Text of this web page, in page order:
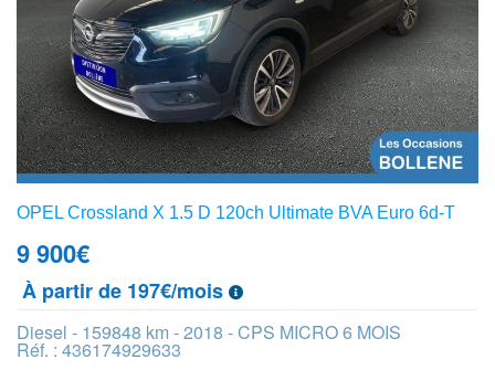
OPEL Crossland X 1.5 D 120ch Ultimate BVA Euro 6d-T
9 900€
À partir de 197€/mois
Diesel - 159848 km - 2018 - CPS MICRO 6 MOIS
Réf. : 436174929633